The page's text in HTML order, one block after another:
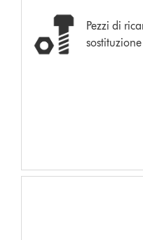
Pezzi di
sostituzione